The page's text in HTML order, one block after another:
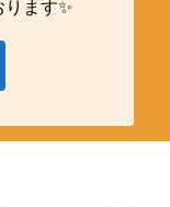
ます✨